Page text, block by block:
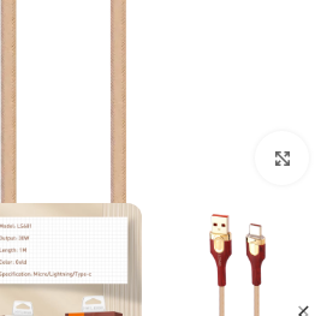
برای بزرگنمایی کلیک کنید